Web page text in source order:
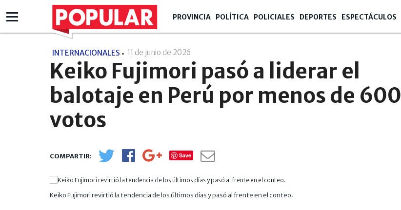
PROVINCIA POLÍTICA POLICIALES DEPORTES ESPECTÁCULOS
INTERNACIONALES 11 de junio de 2026
Keiko Fujimori pasó a liderar el
balotaje en Perú por menos de 600
votos
Save
Keiko Fujimori revirtió la tendencia de los últimos días y pasó al frente en el conteo.